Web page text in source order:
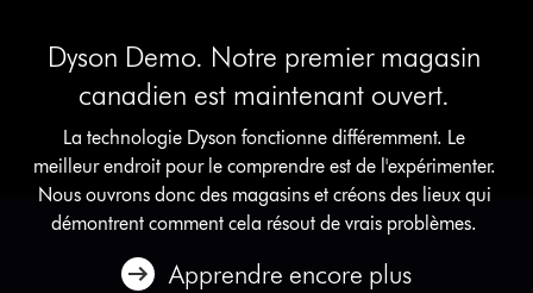
Dyson Demo. Notre premier magasin
canadien est maintenant ouvert.
La technologie Dyson fonctionne différemment. Le
meilleur endroit pour le comprendre est de l'expérimenter.
Nous ouvrons donc des magasins et créons des lieux qui
démontrent comment cela résout de vrais problèmes.
Apprendre encore plus